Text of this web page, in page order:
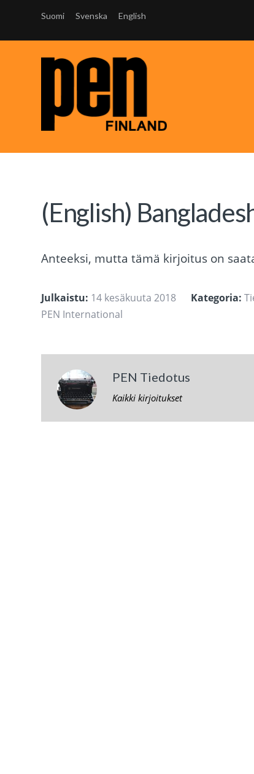
Suomi Svenska English
(English)
Anteeksi, mutta tämä kirjoitus on
Julkaistu: 14 kesäkuuta 2018 Kategoria:
PEN International
PEN Tiedotus
Kaikki kirjoitukset